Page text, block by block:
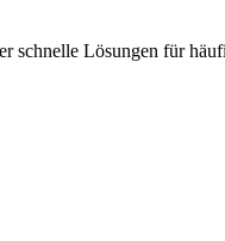
Lösungen für